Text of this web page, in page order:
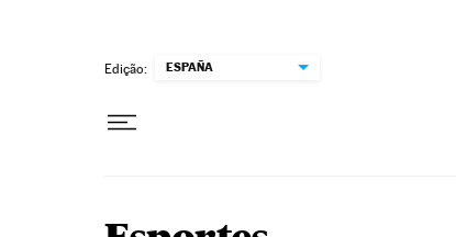
Edição: ESPAÑA